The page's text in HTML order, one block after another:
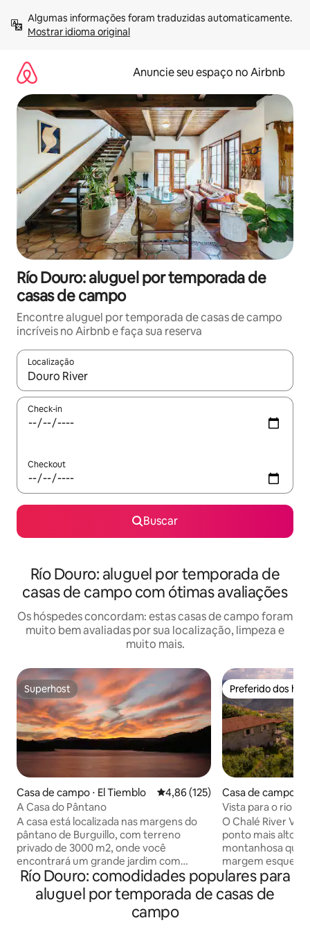
para
Mostrar idioma original
Anuncie seu espaço no Airbnb
Río Douro: aluguel por temporada de
casas de campo
Encontre aluguel por temporada de casas de campo
incríveis no Airbnb e faça sua reserva
Localização
Quando os resultados estiverem disponíveis, explore-os
Check-in
Checkout
Buscar
Río Douro: aluguel por temporada de
casas de campo com ótimas avaliações
Os hóspedes concordam: estas casas de campo foram
muito bem avaliadas por sua localização, limpeza e
muito mais.
Superhost
Superhost
Casa de campo ⋅ El Tiemblo 4,86 de uma avaliação média de
4,86 (125)
A Casa do Pântano
A casa está localizada nas margens do
pântano de Burguillo, com terreno
privado de 3000 m2, onde você
encontrará um grande jardim com
piscina, churrasqueira e terraço com
vistas espetaculares para o pântano.
Tudo o que o rodeia é a Reserva Natural
do Vale de Iruelas, por isso é um
Preferido dos
Preferido dos
Casa de campo ⋅
Vista para o rio na
O Chalé River
ponto mais alto
montanhosa que
margem esquerda
vistas magníficas
o fôlego! A casa de pedra de 200 anos foi
recentemente
Río Douro: comodidades populares para
aluguel por temporada de casas de
campo